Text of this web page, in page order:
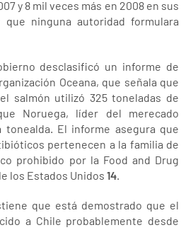
y 8 mil veces más en 2008 en sus
ninguna autoridad formulara
desclasificó un informe de
Oceana, que señala que
salmón utilizó 325 toneladas de
Noruega, líder del merecado
tonealda. El informe asegura que
pertenecen a la familia de
prohibido por la Food and Drug
los Estados Unidos 14.
que está demostrado que el
a Chile probablemente desde